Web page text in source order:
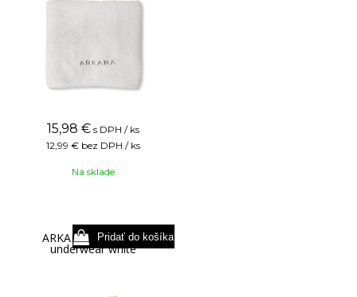
15,98 € s DPH / ks
12,99 € bez DPH / ks
Na sklade
ARKANA Treatment
underwear white